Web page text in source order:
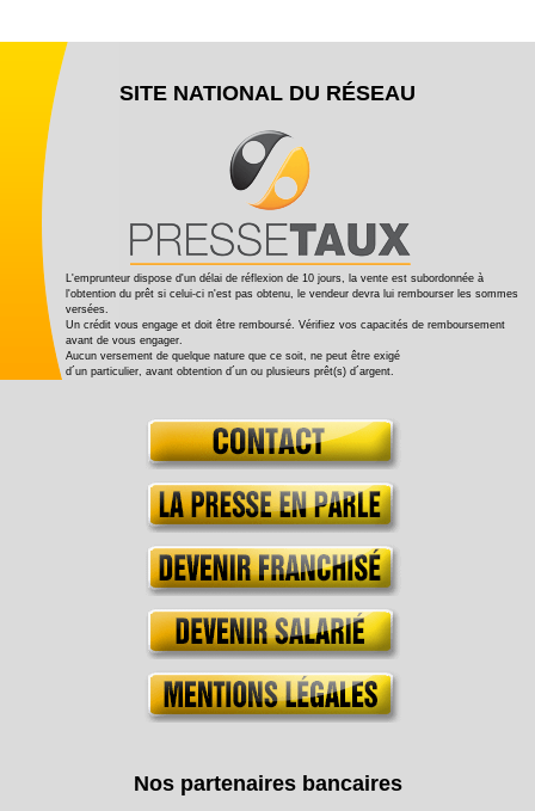
SITE NATIONAL DU RÉSEAU
L'emprunteur dispose d'un délai de réflexion de 10 jours, la vente est subordonnée à
l'obtention du prêt si celui-ci n'est pas obtenu, le vendeur devra lui rembourser les sommes
versées.
Un crédit vous engage et doit être remboursé. Vérifiez vos capacités de remboursement
avant de vous engager.
Aucun versement de quelque nature que ce soit, ne peut être exigé
d´un particulier, avant obtention d´un ou plusieurs prêt(s) d´argent.
Nos partenaires bancaires